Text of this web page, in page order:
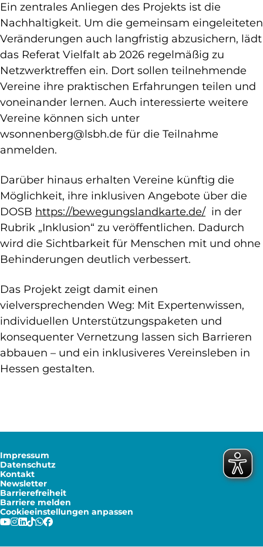
Ein zentrales Anliegen des Projekts ist die
Nachhaltigkeit. Um die gemeinsam eingeleiteten
Veränderungen auch langfristig abzusichern, lädt
das Referat Vielfalt ab 2026 regelmäßig zu
Netzwerktreffen ein. Dort sollen teilnehmende
Vereine ihre praktischen Erfahrungen teilen und
voneinander lernen. Auch interessierte weitere
Vereine können sich unter
wsonnenberg@lsbh.de für die Teilnahme
anmelden.
Darüber hinaus erhalten Vereine künftig die
Möglichkeit, ihre inklusiven Angebote über die
DOSB https://bewegungslandkarte.de/ in der
Rubrik „Inklusion“ zu veröffentlichen. Dadurch
wird die Sichtbarkeit für Menschen mit und ohne
Behinderungen deutlich verbessert.
Das Projekt zeigt damit einen
vielversprechenden Weg: Mit Expertenwissen,
individuellen Unterstützungspaketen und
konsequenter Vernetzung lassen sich Barrieren
abbauen – und ein inklusiveres Vereinsleben in
Hessen gestalten.
Impressum
Datenschutz
Kontakt
Newsletter
Barrierefreiheit
Barriere melden
Cookieeinstellungen anpassen